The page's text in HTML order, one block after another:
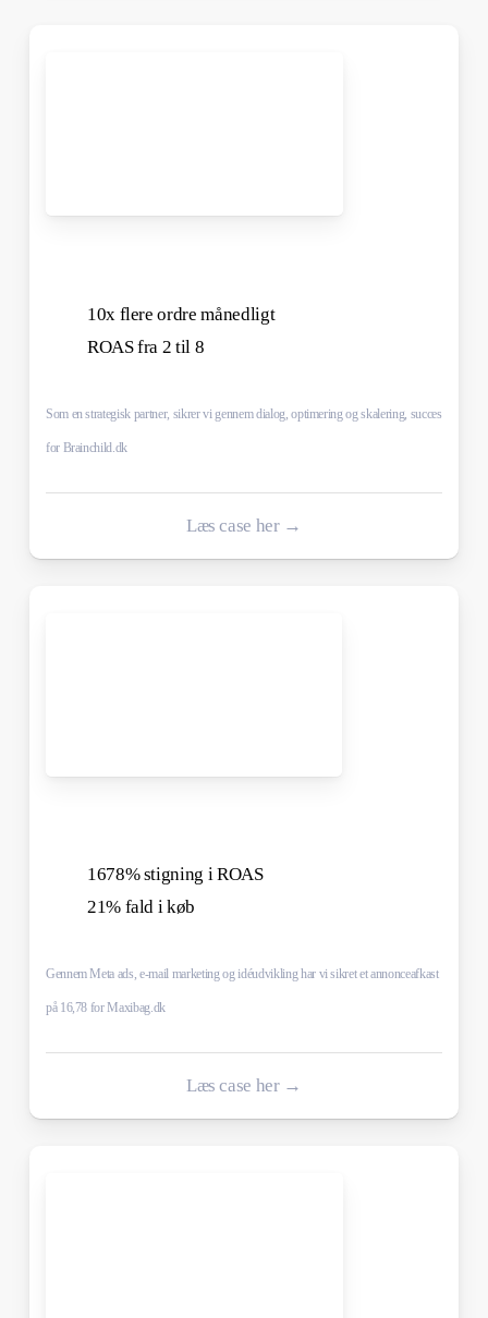
10x flere ordre månedligt
ROAS fra 2 til 8
Som en strategisk partner, sikrer vi gennem dialog, optimering og skalering, succes
for Brainchild.dk
Læs case her →
1678% stigning i ROAS
21% fald i køb
Gennem Meta ads, e-mail marketing og idéudvikling har vi sikret et annonceafkast
på 16,78 for Maxibag.dk
Læs case her →